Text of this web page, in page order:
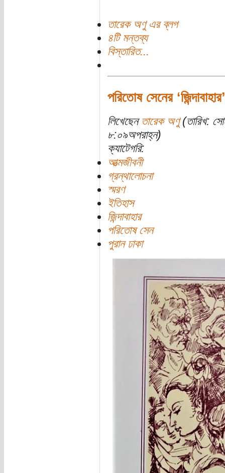
তারেক অণু এর ব্লগ
৪টি মন্তব্য
বিস্তারিত...
পরিতোষ সেনের ‘জিন্দাবাহার’
লিখেছেন তারেক অণু(তারিখ:
৮:০৯অপরাহ্ন)
ক্যাটেগরি:
আত্মজীবনী
গ্রন্থালোচনা
স্মরণ
ইতিহাস
জিন্দাবাহার
পরিতোষ সেন
পুরান ঢাকা